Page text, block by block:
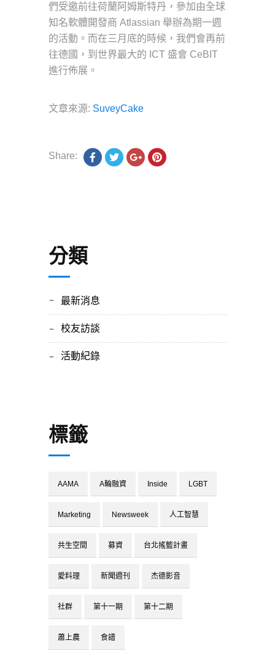
們受邀前往荷蘭阿姆斯特丹，參加由全球
知名軟體開發商 Atlassian 舉辦為期一週
的活動。而在三月底的時候，我們會再前
往德國，到世界最大的 ICT 盛會 CeBIT
進行佈展。
文章來源: SuveyCake
Share:
分類
最新消息
校友訪談
活動紀錄
標籤
AAMA A輪融資 Inside LGBT
Marketing Newsweek 人工智慧
共生空間 募資 台北搖籃計畫
愛料理 新聞週刊 杰德影音
社群 第十一期 第十二期
蕭上農 食譜